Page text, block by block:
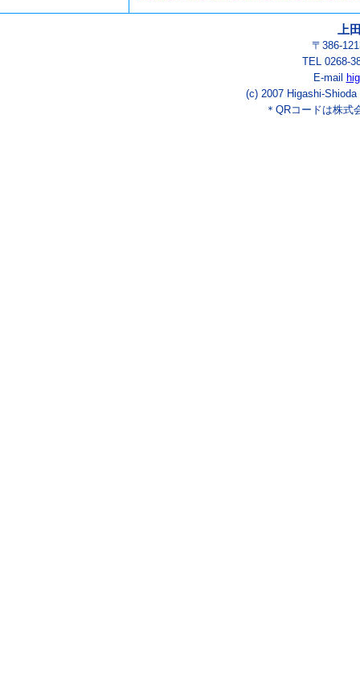
上
〒386-
TEL 0268-
E-mail
(c) 2007 Higashi-
＊QRコードは株式